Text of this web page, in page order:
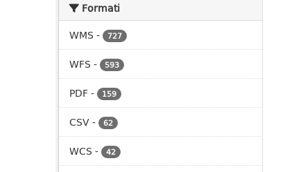
Formati
WMS - 727
WFS - 593
PDF- 159
CSV- 62
WCS - 42